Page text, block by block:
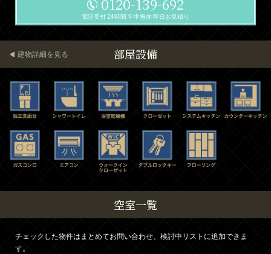
0120-139-692
電話受付 24時間 年中無休 即日お見積り
部屋設備
建物詳細を見る
空室一覧
チェックした物件はまとめてお問い合わせ、検討中リストに追加できま
す。